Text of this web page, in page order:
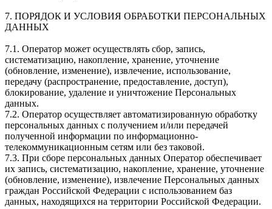
7. ПОРЯДОК И УСЛОВИЯ ОБРАБОТКИ ПЕРСОНАЛЬНЫХ
ДАННЫХ
7.1. Оператор может осуществлять сбор, запись,
систематизацию, накопление, хранение, уточнение
(обновление, изменение), извлечение, использование,
передачу (распространение, предоставление, доступ),
блокирование, удаление и уничтожение Персональных
данных.
7.2. Оператор осуществляет автоматизированную обработку
персональных данных с получением и/или передачей
полученной информации по информационно-
телекоммуникационным сетям или без таковой.
7.3. При сборе персональных данных Оператор обеспечивает
их запись, систематизацию, накопление, хранение, уточнение
(обновление, изменение), извлечение Персональных данных
граждан Российской Федерации с использованием баз
данных, находящихся на территории Российской Федерации.